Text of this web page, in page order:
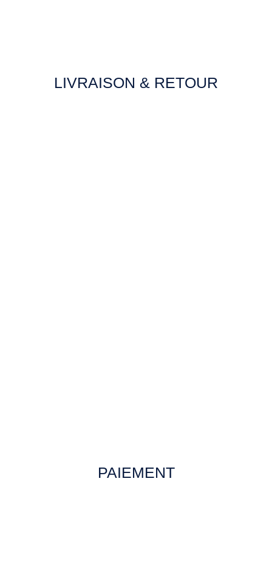
LIVRAISON & RETOUR
PAIEMENT